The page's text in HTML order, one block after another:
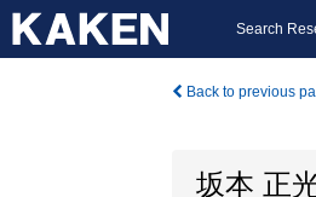
Search
Back to previous
坂本 正